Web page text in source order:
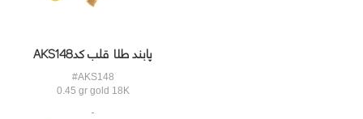
پابند طلا قلب کدAKS148
#AKS148
0.45 gr gold 18K